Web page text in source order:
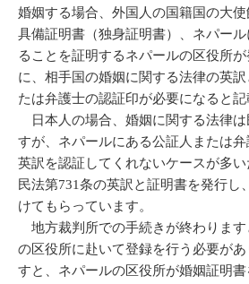
婚姻する場合、外国人の国籍国の大
具備証明書（独身証明書）、ネパー
ることを証明するネパールの区役所
に、相手国の婚姻に関する法律の英
たは弁護士の認証印が必要になると記
日本人の場合、婚姻に関する法律は
すが、ネパールにある公証人または
英訳を認証してくれないケースが多
民法第731条の英訳と証明書を発行し
けてもらっています。
地方裁判所での手続きが終わりま
の区役所に赴いて登録を行う必要が
すと、ネパールの区役所が婚姻証明